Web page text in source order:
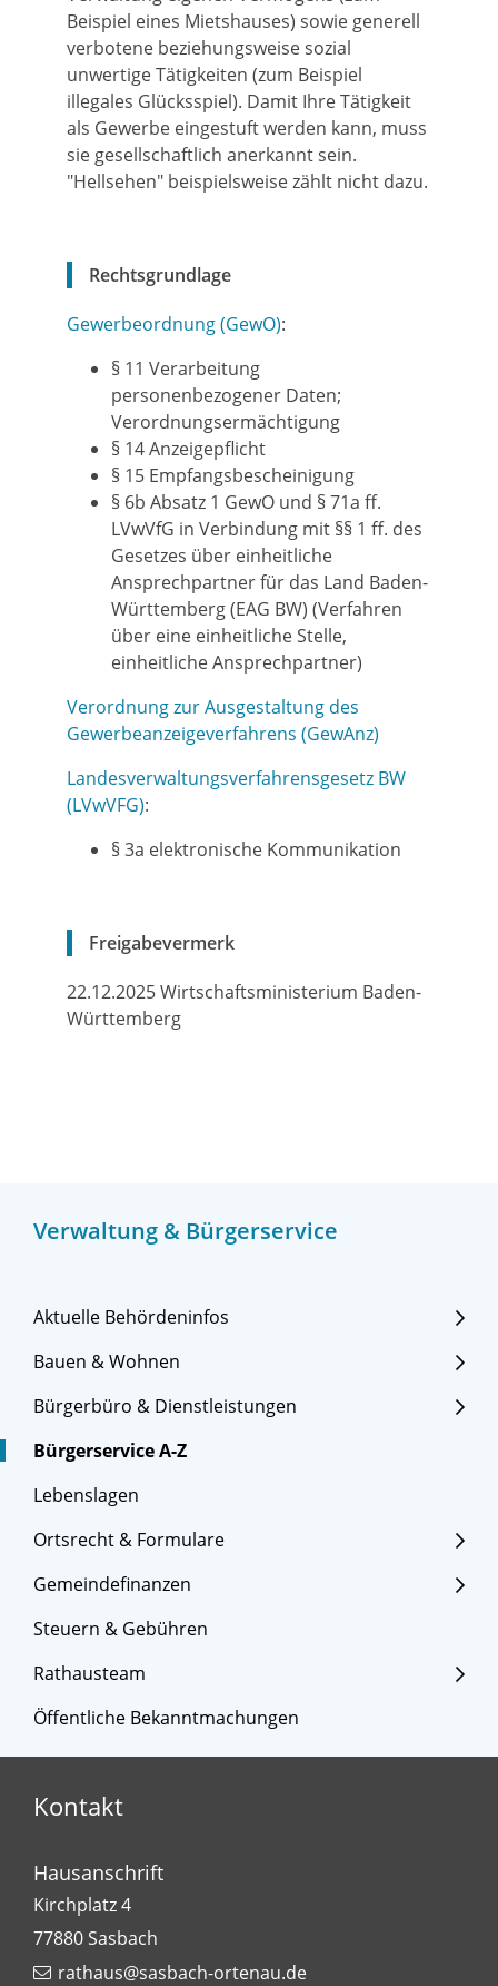
Verwaltung & Bürgerservice
Aktuelle Behördeninfos
Bauen & Wohnen
Bürgerbüro & Dienstleistungen
Bürgerservice A-Z
Lebenslagen
Ortsrecht & Formulare
Gemeindefinanzen
Steuern & Gebühren
Rathausteam
Öffentliche Bekanntmachungen
Beispiel eines Mietshauses) sowie generell
verbotene beziehungsweise sozial
unwertige Tätigkeiten (zum Beispiel
illegales Glücksspiel). Damit Ihre Tätigkeit
als Gewerbe eingestuft werden kann, muss
sie gesellschaftlich anerkannt sein.
"Hellsehen" beispielsweise zählt nicht dazu.
Rechtsgrundlage
Gewerbeordnung (GewO):
§ 11 Verarbeitung
personenbezogener Daten;
Verordnungsermächtigung
§ 14 Anzeigepflicht
§ 15 Empfangsbescheinigung
§ 6b Absatz 1 GewO und § 71a ff.
LVwVfG in Verbindung mit §§ 1 ff. des
Gesetzes über einheitliche
Ansprechpartner für das Land Baden-
Württemberg (EAG BW) (Verfahren
über eine einheitliche Stelle,
einheitliche Ansprechpartner)
Verordnung zur Ausgestaltung des
Gewerbeanzeigeverfahrens (GewAnz)
Landesverwaltungsverfahrensgesetz BW
(LVwVFG):
§ 3a elektronische Kommunikation
Freigabevermerk
22.12.2025 Wirtschaftsministerium Baden-
Württemberg
Kontakt
Hausanschrift
Kirchplatz 4
77880Sasbach
rathaus@sasbach-ortenau.de